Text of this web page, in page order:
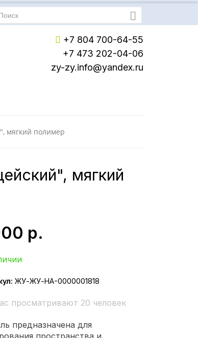
+7 804 700-64-55
+7 473 202-04-06
zy-zy.info@yandex.ru
мягкий полимер
мягкий
р.
ЖУ-ЖУ-НА-0000001818
просматривают 20 человек
предназначена для
пространства и